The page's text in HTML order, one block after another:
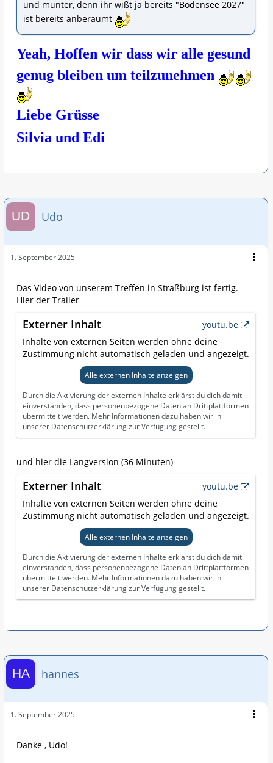
und munter, denn ihr wißt ja bereits "Bodensee 2027"
ist bereits anberaumt
Yeah, Hoffen wir dass wir alle gesund
genug bleiben um teilzunehmen
Liebe Grüsse
Silvia und Edi
Udo
1. September 2025
Das Video von unserem Treffen in Straßburg ist fertig.
Hier der Trailer
Externer Inhalt
youtu.be
Inhalte von externen Seiten werden ohne deine
Zustimmung nicht automatisch geladen und angezeigt.
Alle externen Inhalte anzeigen
Durch die Aktivierung der externen Inhalte erklärst du dich damit
einverstanden, dass personenbezogene Daten an Drittplattformen
übermittelt werden. Mehr Informationen dazu haben wir in
unserer Datenschutzerklärung zur Verfügung gestellt.
und hier die Langversion (36 Minuten)
Externer Inhalt
youtu.be
Inhalte von externen Seiten werden ohne deine
Zustimmung nicht automatisch geladen und angezeigt.
Alle externen Inhalte anzeigen
Durch die Aktivierung der externen Inhalte erklärst du dich damit
einverstanden, dass personenbezogene Daten an Drittplattformen
übermittelt werden. Mehr Informationen dazu haben wir in
unserer Datenschutzerklärung zur Verfügung gestellt.
hannes
1. September 2025
Danke , Udo!